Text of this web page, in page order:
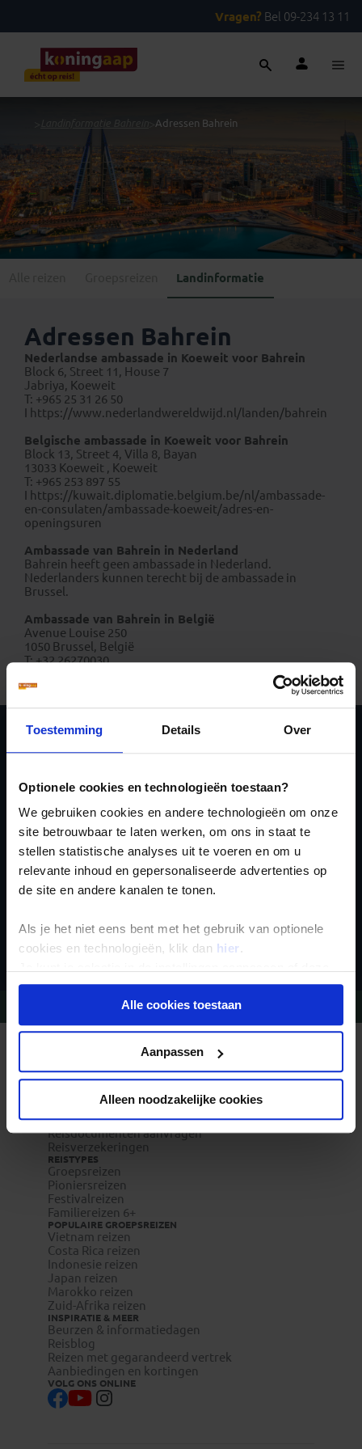
Toestemming Details Over
Optionele cookies en technologieën toestaan?
We gebruiken cookies en andere technologieën om onze
site betrouwbaar te laten werken, om ons in staat te
stellen statistische analyses uit te voeren en om u
relevante inhoud en gepersonaliseerde advertenties op
de site en andere kanalen te tonen.
Als je het niet eens bent met het gebruik van optionele
cookies en technologieën, klik dan hier .
onder aan de pagina op elk gewenst moment voor de
toekomst wijzigen.Alle cookies toestaan
Aanpassen
Alleen noodzakelijke cookies
Vragen? Bel 09-234 13 11
Landinformatie Bahrein Adressen Bahrein
Landinformatie
Adressen Bahrein
Nederlandse ambassade in Koeweit voor Bahrein
Block 6, Street 11, House 7
Jabriya, Koeweit
T: +965 25 31 26 50
I https://www.nederlandwereldwijd.nl/landen/bahrein
Belgische ambassade in Koeweit voor Bahrein
Block 13, Street 4, Villa 8, Bayan
13033 Koeweit , Koeweit
T: +965 253 897 55
I https://kuwait.diplomatie.belgium.be/nl/ambassade-
en-consulaten/ambassade-koeweit/adres-en-
openingsuren
Ambassade van Bahrein in Nederland
Bahrein heeft geen ambassade in Nederland.
Nederlanders kunnen terecht bij de ambassade in
Brussel.
Ambassade van Bahrein in België
Avenue Louise 250
1050 Brussel, België
T: +32 26270030
https://www.mofa.gov.bh/brussels/en/home
Ja, ik meld me aan
voor de wekelijkse
nieuwsbrief
Inschrijven
Vragen?Bel 09-234 13 11
REIZEN MET KONING AAP
Bestemmingen
Duurzaam toerisme
Vacatures
Veelgestelde vragen
Reisdocumenten aanvragen
Reisverzekeringen
REISTYPES
Groepsreizen
Pioniersreizen
Festivalreizen
Familiereizen 6+
POPULAIRE GROEPSREIZEN
Vietnam reizen
Costa Rica reizen
Indonesie reizen
Japan reizen
Marokko reizen
Zuid-Afrika reizen
INSPIRATIE & MEER
Beurzen & informatiedagen
Reisblog
Reizen met gegarandeerd vertrek
Aanbiedingen en kortingen
VOLG ONS ONLINE